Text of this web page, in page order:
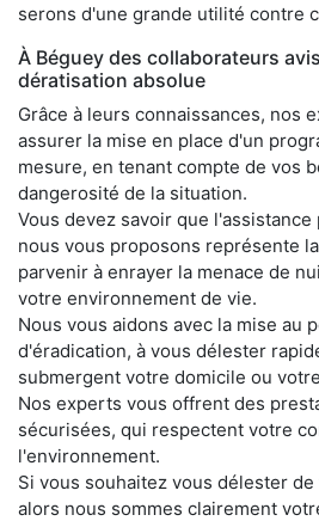
serons d'une grande utilité contre
À Béguey des collaborateurs
dératisation absolue
Grâce à leurs connaissances, nos
assurer la mise en place d'un
mesure, en tenant compte de vos
dangerosité de la situation.
Vous devez savoir que
nous vous proposons représente
parvenir à enrayer la menace de
votre environnement de vie.
Nous vous aidons avec la mise au
d'éradication, à vous délester
submergent votre domicile ou
Nos experts vous offrent des
sécurisées, qui respectent votre
l'environnement.
Si vous souhaitez vous délester
alors nous sommes clairement